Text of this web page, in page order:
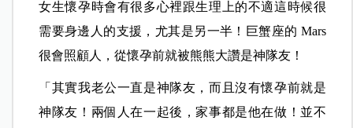
女生懷孕時會有很多心裡跟生理上的不適這時候很
需要身邊人的支援，尤其是另一半！巨蟹座的 Mars
很會照顧人，從懷孕前就被熊熊大讚是神隊友！
「其實我老公一直是神隊友，而且沒有懷孕前就是
神隊友！兩個人在一起後，家事都是他在做！並不